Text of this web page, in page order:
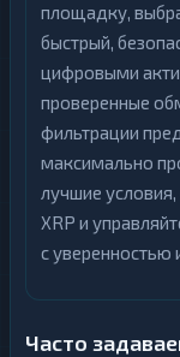
площадку,
быстрый,
цифровыми
проверенные
фильтрации
максимально
лучшие
XRP и
с
Часто